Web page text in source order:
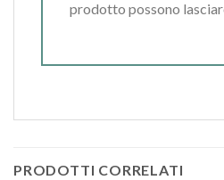
prodotto possono
PRODOTTI CORRELATI